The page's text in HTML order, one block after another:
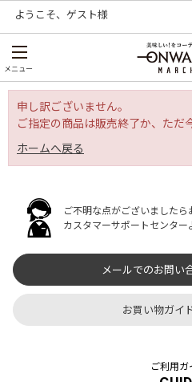
ようこそ、 ゲスト様
メニュー
申し訳ございません。
ご指定の商品は販売終了か、ただ
ホームへ戻る
ご不明な点がございましたら
カスタマーサポートセンター
メールでのお問い
お買い物ガイ
ご利用ガ